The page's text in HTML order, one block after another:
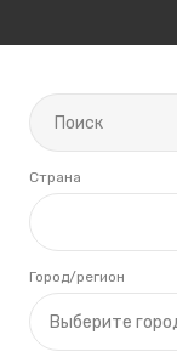
Страна
Выберите
Город/регион